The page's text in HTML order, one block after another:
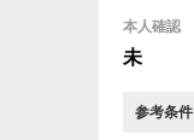
本人確認
未
参考条件